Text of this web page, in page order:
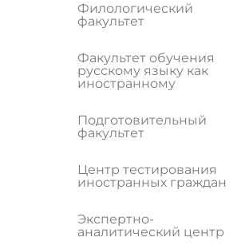
Филологический
факультет
Факультет обучения
русскому языку как
иностранному
Подготовительный
факультет
Центр тестирования
иностранных граждан
Экспертно-
аналитический центр